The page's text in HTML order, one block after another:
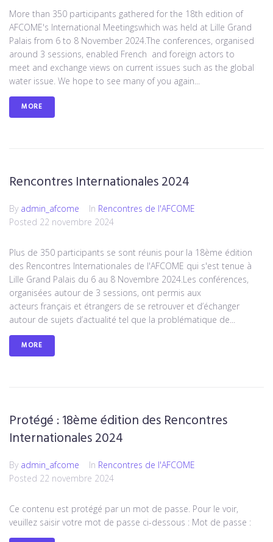
More than 350 participants gathered for the 18th edition of
AFCOME's International Meetingswhich was held at Lille Grand
Palais from 6 to 8 November 2024.The conferences, organised
around 3 sessions, enabled French and foreign actors to
meet and exchange views on current issues such as the global
water issue. We hope to see many of you again...
MORE
Rencontres Internationales 2024
By admin_afcome In Rencontres de l'AFCOME
Posted 22 novembre 2024
Plus de 350 participants se sont réunis pour la 18ème édition
des Rencontres Internationales de l'AFCOME qui s'est tenue à
Lille Grand Palais du 6 au 8 Novembre 2024.Les conférences,
organisées autour de 3 sessions, ont permis aux
acteurs français et étrangers de se retrouver et d’échanger
autour de sujets d’actualité tel que la problématique de...
MORE
Protégé : 18ème édition des Rencontres
Internationales 2024
By admin_afcome In Rencontres de l'AFCOME
Posted 22 novembre 2024
Ce contenu est protégé par un mot de passe. Pour le voir,
veuillez saisir votre mot de passe ci-dessous : Mot de passe :